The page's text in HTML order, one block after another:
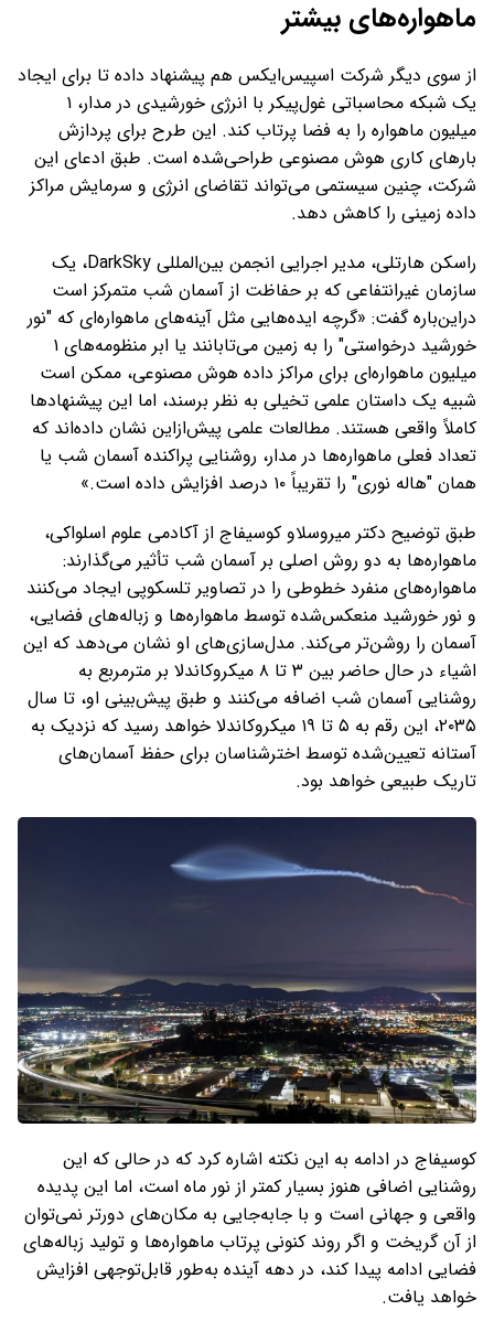
ماهواره‌های بیشتر
از سوی دیگر شرکت اسپیس‌ایکس هم پیشنهاد داده تا برای ایجاد
یک شبکه محاسباتی غول‌پیکر با انرژی خورشیدی در مدار، ۱
میلیون ماهواره را به فضا پرتاب کند. این طرح برای پردازش
بارهای کاری هوش مصنوعی طراحی‌شده است. طبق ادعای این
شرکت، چنین سیستمی می‌تواند تقاضای انرژی و سرمایش مراکز
داده زمینی را کاهش دهد.
راسکن هارتلی، مدیر اجرایی انجمن بین‌المللی DarkSky، یک
سازمان غیرانتفاعی که بر حفاظت از آسمان شب متمرکز است
دراین‌باره گفت: «گرچه ایده‌هایی مثل آینه‌های ماهواره‌ای که "نور
خورشید درخواستی" را به زمین می‌تابانند یا ابر منظومه‌های ۱
میلیون ماهواره‌ای برای مراکز داده هوش مصنوعی، ممکن است
شبیه یک داستان علمی تخیلی به نظر برسند، اما این پیشنهادها
کاملاً واقعی هستند. مطالعات علمی پیش‌ازاین نشان داده‌اند که
تعداد فعلی ماهواره‌ها در مدار، روشنایی پراکنده آسمان شب یا
همان "هاله نوری" را تقریباً ۱۰ درصد افزایش داده است.»
طبق توضیح دکتر میروسلاو کوسیفاج از آکادمی علوم اسلواکی،
ماهواره‌ها به دو روش اصلی بر آسمان شب تأثیر می‌گذارند:
ماهواره‌های منفرد خطوطی را در تصاویر تلسکوپی ایجاد ‌می‌کنند
و نور خورشید منعکس‌شده توسط ماهواره‌ها و زباله‌های فضایی،
آسمان را روشن‌تر می‌کند. مدل‌سازی‌های او نشان می‌دهد که این
اشیاء در حال حاضر بین ۳ تا ۸ میکروکاندلا بر مترمربع به
روشنایی آسمان شب اضافه می‌کنند و طبق پیش‌بینی او، تا سال
۲۰۳۵، این رقم به ۵ تا ۱۹ میکروکاندلا خواهد رسید که نزدیک به
آستانه تعیین‌شده توسط اخترشناسان برای حفظ آسمان‌های
تاریک طبیعی خواهد بود.
کوسیفاج در ادامه به این نکته اشاره کرد که در حالی که این
روشنایی اضافی هنوز بسیار کمتر از نور ماه است، اما این پدیده
واقعی و جهانی است و با جابه‌جایی به مکان‌های دورتر نمی‌توان
از آن گریخت و اگر روند کنونی پرتاب ماهواره‌ها و تولید زباله‌های
فضایی ادامه پیدا کند، در دهه آینده به‌طور قابل‌توجهی افزایش
خواهد یافت.